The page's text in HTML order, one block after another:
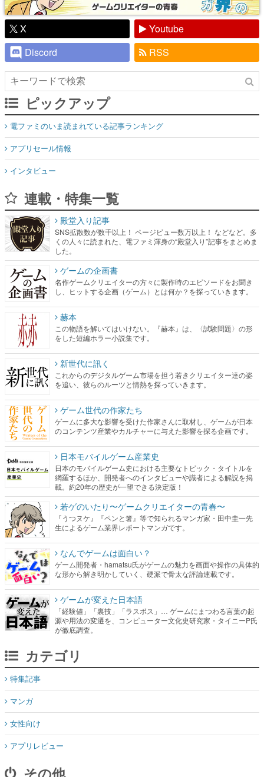
Discord
RSS
ピックアップ
電ファミのいま読まれている記事ランキング
アプリセール情報
インタビュー
連載・特集一覧
くの人々に読まれた、電ファミ渾身の“殿堂入り”記事をまとめま
した。
ゲームの企画書
名作ゲームクリエイターの方々に製作時のエピソードをお聞き
し、ヒットする企画（ゲーム）とは何か？を探っていきます。
赫本
この物語を解いてはいけない。『赫本』は、〈試験問題〉の形
をした短編ホラー小説集です。
新世代に訊く
これからのデジタルゲーム市場を担う若きクリエイター達の姿
を追い、彼らのルーツと情熱を探っていきます。
ゲーム世代の作家たち
ゲームに多大な影響を受けた作家さんに取材し、ゲームが日本
のコンテンツ産業やカルチャーに与えた影響を探る企画です。
日本モバイルゲーム産業史
日本のモバイルゲーム史における主要なトピック・タイトルを
網羅するほか、開発者へのインタビューや識者による解説を掲
若ゲのいたり〜ゲームクリエイターの青春〜
『うつヌケ』『ペンと箸』等で知られるマンガ家・田中圭一先
生によるゲーム業界レポートマンガです。
なんでゲームは面白い？
ゲーム開発者・hamatsu氏がゲームの魅力を画面や操作の具体的
な形から解き明かしていく、硬派で骨太な評論連載です。
ゲームが変えた日本語
「経験値」「裏技」「ラスボス」… ゲームにまつわる言葉の起
源や用法の変遷を、コンピューター文化史研究家・タイニーP氏
カテゴリ
マンガ
女性向け
アプリレビュー
その他
電ファミニコゲーマーとは？